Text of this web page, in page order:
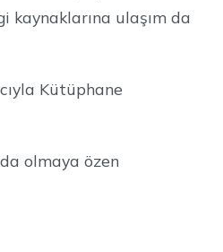
kaynaklarına ulaşım da
Kütüphane
olmaya özen